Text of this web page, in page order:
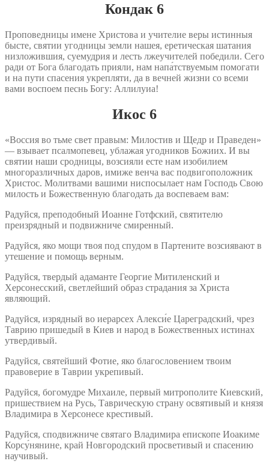
Кондак 6
Проповедницы имене Христова и учителие веры истинныя
бысте, святии угодницы земли нашея, еретическая шатания
низложившия, суемудрия и лесть лжеучителей победили. Сего
ради от Бога благодать прияли, нам напа́тствуемым помогати
и на пути спасения укрепляти, да в вечней жизни со всеми
вами воспоем песнь Богу: Аллилуиа!
Икос 6
«Воссия во тьме свет правым: Милостив и Щедр и Праведен»
— взывает псалмопевец, ублажая угодников Божиих. И вы
святии наши сродницы, возсияли есте нам изобилием
многоразличных даров, имиже венча вас подвигоположник
Христос. Молитвами вашими ниспосылает нам Господь Свою
милость и Божественную благодать да воспеваем вам:
Радуйся, преподобный Иоанне Готфский, святителю
преизрядный и подвижниче смиренный.
Радуйся, яко мощи твоя под спудом в Партените возсиявают в
утешение и помощь верным.
Радуйся, твердый адаманте Георгие Митиленский и
Херсонесский, светлейший образ страдания за Христа
являющий.
Радуйся, изрядный во иерарсех Алекси́е Цареградский, чрез
Таврию пришедый в Киев и народ в Божественных истинах
утвердивый.
Радуйся, святейший Фотие, яко благословением твоим
правоверие в Таврии укрепивый.
Радуйся, богомудре Михаиле, первый митрополите Киевский,
пришествием на Русь, Таврическую страну освятивый и князя
Владимира в Херсонесе крестивый.
Радуйся, сподвижниче святаго Владимира епископе Иоакиме
Корсу́нянине, край Новгородский просветивый и спасению
научивый.